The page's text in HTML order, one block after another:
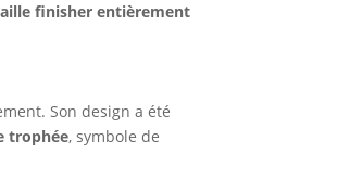
finisher entièrement
Son design a été
trophée, symbole de